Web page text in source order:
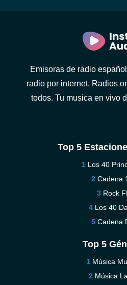
Emisoras de radio
radio por internet. Radios
todos. Tu musica en vivo
Top 5
Los 40
Cadena
Rock
Los 40
Cadena
Top 5
Música
Música